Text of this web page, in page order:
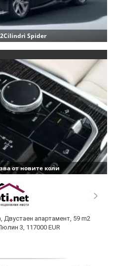
Spider
от новите коли
Двустаен апартамент, 59 m2
3, 117000 EUR